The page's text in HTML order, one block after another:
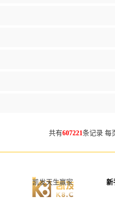
共有607221条记录 每
凯发天生赢家 新